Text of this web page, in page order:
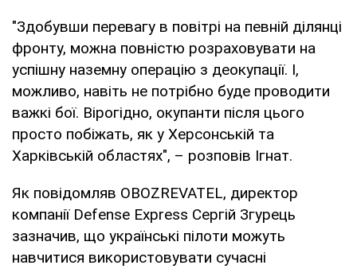
"Здобувши перевагу в повітрі на певній ділянці
фронту, можна повністю розраховувати на
успішну наземну операцію з деокупації. І,
можливо, навіть не потрібно буде проводити
важкі бої. Вірогідно, окупанти після цього
просто побіжать, як у Херсонській та
Харківській областях", – розповів Ігнат.
Як повідомляв OBOZREVATEL, директор
компанії Defense Express Сергій Згурець
зазначив, що українські пілоти можуть
навчитися використовувати сучасні